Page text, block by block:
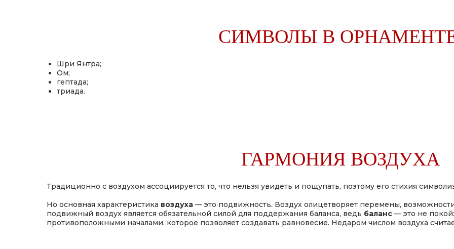
СИМВОЛЫ В
Шри Янтра;
Ом;
гептада;
триада.
ГАРМОНИЯ ВОЗДУХА
Традиционно с воздухом ассоциируется то, что нельзя увидеть и пощупать, поэтому его стихия
Но основная характеристика воздуха — это подвижность. Воздух олицетворяет перемены,
подвижный воздух является обязательной силой для поддержания баланса, ведь баланс — это не
противоположными началами, которое позволяет создавать равновесие. Недаром числом воздуха